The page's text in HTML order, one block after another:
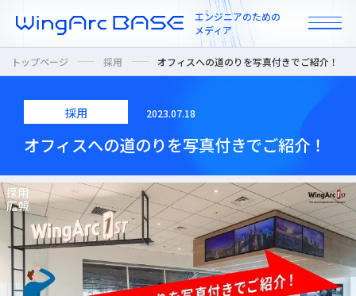
エンジニアのための
メディア
All
インタビュー
カルチャー / 人
ニュース
トップページ 採用 オフィスへの道のりを写真付きでご紹介！
採用 2023.07.18
オフィスへの道のりを写真付きでご紹介！